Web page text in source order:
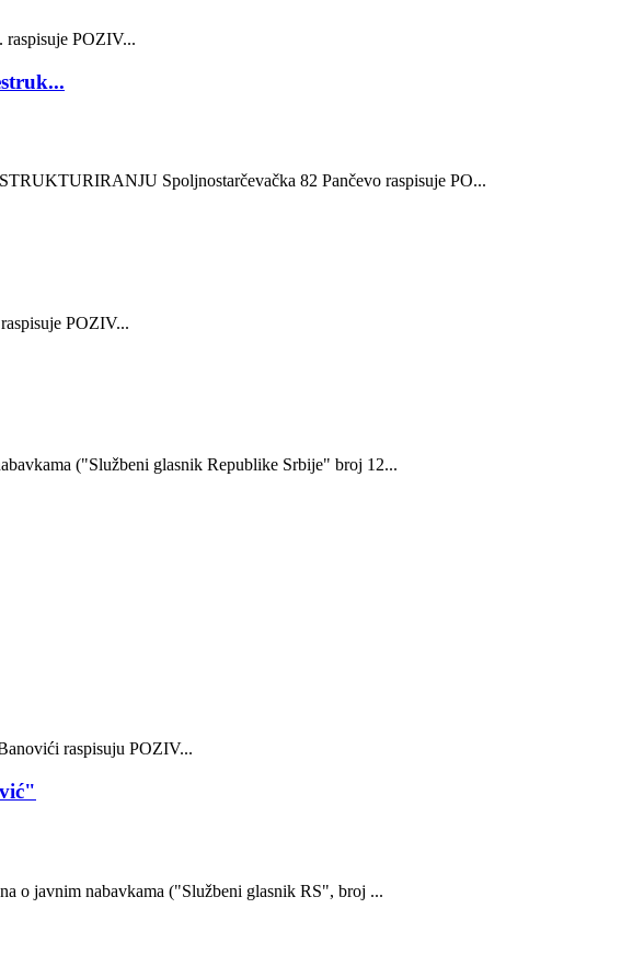
POZIV...
Spoljnostarčevačka 82 Pančevo raspisuje PO...
POZIV...
("Službeni glаsnik Republike Srbije" broj 12...
raspisuju POZIV...
o jаvnim nаbаvkаmа ("Službeni glаsnik RS", broj ...